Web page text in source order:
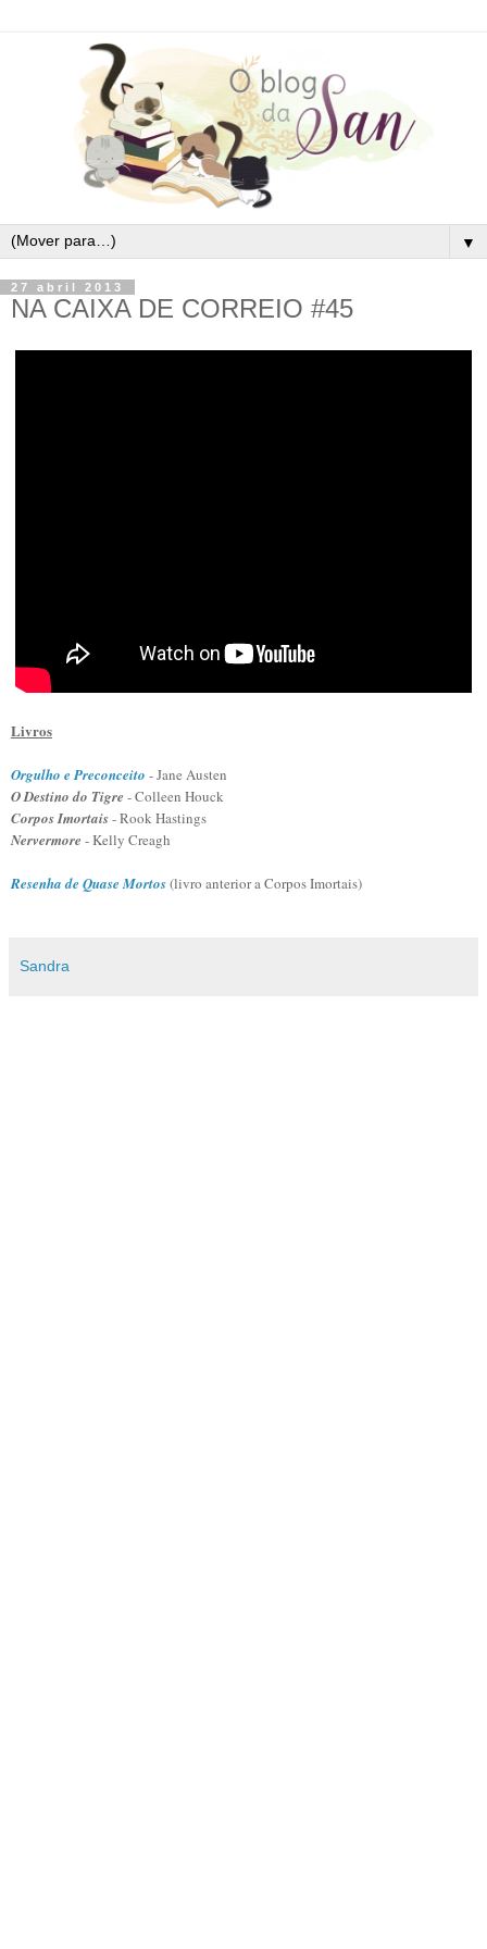
▼
27 abril 2013
NA CAIXA DE CORREIO #45
Livros
Orgulho e Preconceito - Jane Austen
O Destino do Tigre - Colleen Houck
Corpos Imortais- Rook Hastings
Nervermore - Kelly Creagh
Resenha de Quase Mortos(livro anterior a Corpos Imortais)
Sandra